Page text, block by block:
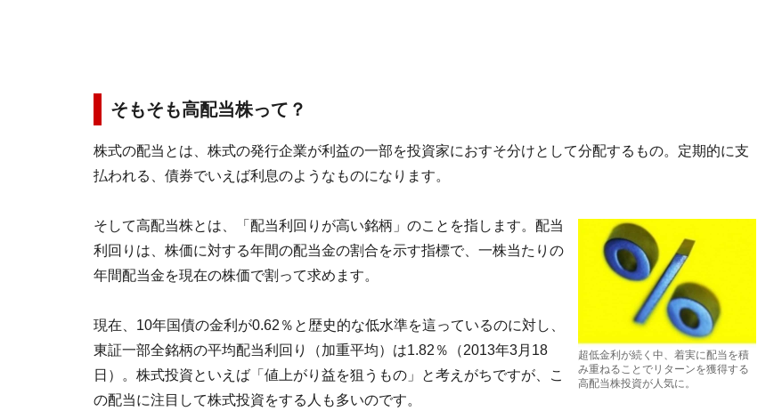
そもそも高配当株って？
株式の配当とは、株式の発行企業が利益の一部を投資家におすそ分けとして分配するもの。定期的に支
払われる、債券でいえば利息のようなものになります。
超低金利が続く中、着実に配当を積
み重ねることでリターンを獲得する
高配当株投資が人気に。
そして高配当株とは、「配当利回りが高い銘柄」のことを指します。配当
利回りは、株価に対する年間の配当金の割合を示す指標で、一株当たりの
年間配当金を現在の株価で割って求めます。
現在、10年国債の金利が0.62％と歴史的な低水準を這っているのに対し、
東証一部全銘柄の平均配当利回り（加重平均）は1.82％（2013年3月18
日）。株式投資といえば「値上がり益を狙うもの」と考えがちですが、こ
の配当に注目して株式投資をする人も多いのです。